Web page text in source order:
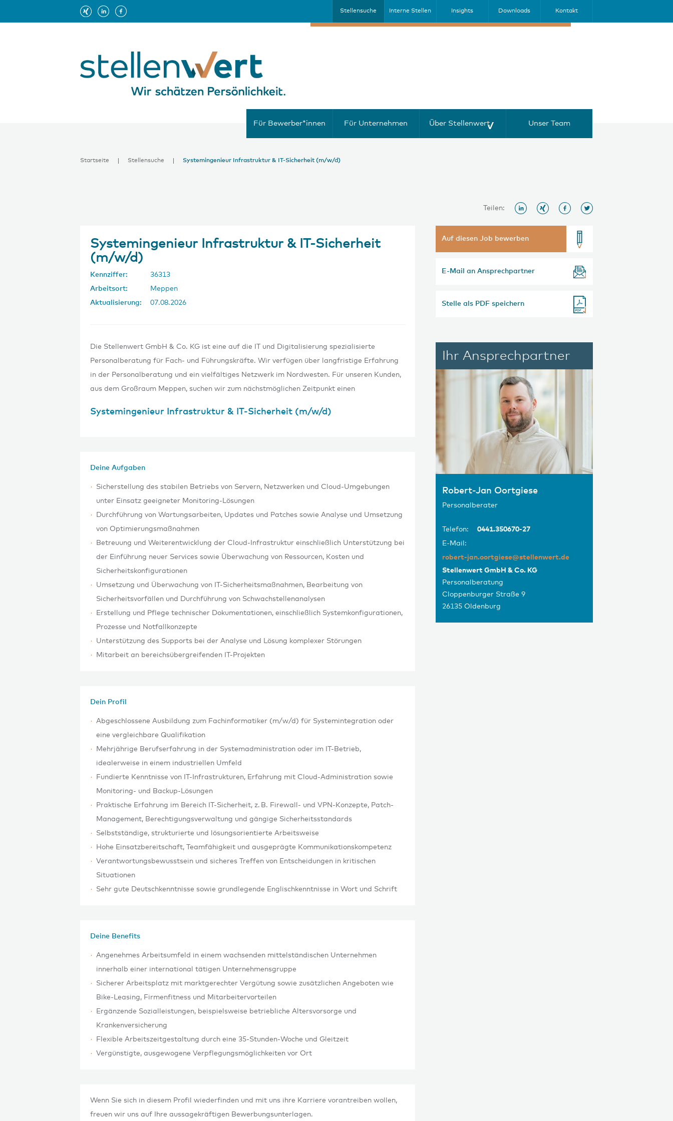
Stellensuche Interne Stellen Insights Downloads Kontakt
Für Bewerber*innen Für Unternehmen Über Stellenwert Unser Team
Startseite Stellensuche Systemingenieur Infrastruktur & IT-Sicherheit (m/w/d)
Teilen:
Systemingenieur Infrastruktur & IT-Sicherheit
(m/w/d)
Kennziffer:
36313
Arbeitsort:
Meppen
Aktualisierung:
07.08.2026
Die Stellenwert GmbH & Co. KG ist eine auf die IT und Digitalisierung spezialisierte
Personalberatung für Fach- und Führungskräfte. Wir verfügen über langfristige Erfahrung
in der Personalberatung und ein vielfältiges Netzwerk im Nordwesten. Für unseren Kunden,
aus dem Großraum Meppen, suchen wir zum nächstmöglichen Zeitpunkt einen
Systemingenieur Infrastruktur & IT-Sicherheit (m/w/d)
Deine Aufgaben
Sicherstellung des stabilen Betriebs von Servern, Netzwerken und Cloud-Umgebungen
unter Einsatz geeigneter Monitoring-Lösungen
Durchführung von Wartungsarbeiten, Updates und Patches sowie Analyse und Umsetzung
von Optimierungsmaßnahmen
Betreuung und Weiterentwicklung der Cloud-Infrastruktur einschließlich Unterstützung bei
der Einführung neuer Services sowie Überwachung von Ressourcen, Kosten und
Sicherheitskonfigurationen
Umsetzung und Überwachung von IT-Sicherheitsmaßnahmen, Bearbeitung von
Sicherheitsvorfällen und Durchführung von Schwachstellenanalysen
Erstellung und Pflege technischer Dokumentationen, einschließlich Systemkonfigurationen,
Prozesse und Notfallkonzepte
Unterstützung des Supports bei der Analyse und Lösung komplexer Störungen
Mitarbeit an bereichsübergreifenden IT-Projekten
Dein Profil
Abgeschlossene Ausbildung zum Fachinformatiker (m/w/d) für Systemintegration oder
eine vergleichbare Qualifikation
Mehrjährige Berufserfahrung in der Systemadministration oder im IT-Betrieb,
idealerweise in einem industriellen Umfeld
Fundierte Kenntnisse von IT-Infrastrukturen, Erfahrung mit Cloud-Administration sowie
Monitoring- und Backup-Lösungen
Praktische Erfahrung im Bereich IT-Sicherheit, z. B. Firewall- und VPN-Konzepte, Patch-
Management, Berechtigungsverwaltung und gängige Sicherheitsstandards
Selbstständige, strukturierte und lösungsorientierte Arbeitsweise
Hohe Einsatzbereitschaft, Teamfähigkeit und ausgeprägte Kommunikationskompetenz
Verantwortungsbewusstsein und sicheres Treffen von Entscheidungen in kritischen
Situationen
Sehr gute Deutschkenntnisse sowie grundlegende Englischkenntnisse in Wort und Schrift
Deine Benefits
Angenehmes Arbeitsumfeld in einem wachsenden mittelständischen Unternehmen
innerhalb einer international tätigen Unternehmensgruppe
Sicherer Arbeitsplatz mit marktgerechter Vergütung sowie zusätzlichen Angeboten wie
Bike-Leasing, Firmenfitness und Mitarbeitervorteilen
Ergänzende Sozialleistungen, beispielsweise betriebliche Altersvorsorge und
Krankenversicherung
Flexible Arbeitszeitgestaltung durch eine 35-Stunden-Woche und Gleitzeit
Vergünstigte, ausgewogene Verpflegungsmöglichkeiten vor Ort
Wenn Sie sich in diesem Profil wiederfinden und mit uns ihre Karriere vorantreiben wollen,
freuen wir uns auf Ihre aussagekräftigen Bewerbungsunterlagen.
Auf diesen Job bewerben
E-Mail an Ansprechpartner
Stelle als PDF speichern
Ihr Ansprechpartner
Robert-Jan Oortgiese
Personalberater
Telefon:
0441.350670-27
E-Mail:
robert-jan.oortgiese@stellenwert.de
Stellenwert GmbH & Co. KG
Personalberatung
Cloppenburger Straße 9
26135 Oldenburg